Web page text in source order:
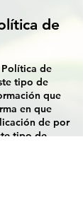
de
Política de
tipo de
que
en que
de por
tipo de